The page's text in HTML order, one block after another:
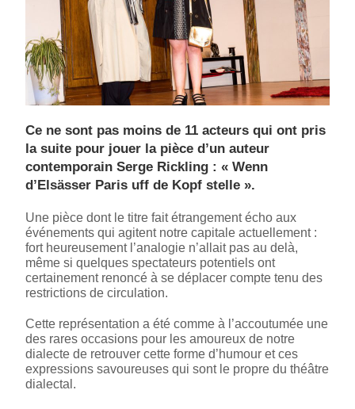
Ce ne sont pas moins de 11 acteurs qui ont pris
la suite pour jouer la pièce d’un auteur
contemporain Serge Rickling : « Wenn
d’Elsässer Paris uff de Kopf stelle ».
Une pièce dont le titre fait étrangement écho aux
événements qui agitent notre capitale actuellement :
fort heureusement l’analogie n’allait pas au delà,
même si quelques spectateurs potentiels ont
certainement renoncé à se déplacer compte tenu des
restrictions de circulation.
Cette représentation a été comme à l’accoutumée une
des rares occasions pour les amoureux de notre
dialecte de retrouver cette forme d’humour et ces
expressions savoureuses qui sont le propre du théâtre
dialectal.